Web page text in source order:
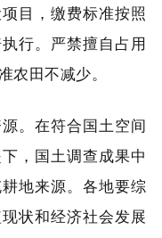
目，缴费标准按照
行。严禁擅自占用
农田不减少。
。在符合国土空间
，国土调查成果中
地来源。各地要综
状和经济社会发展